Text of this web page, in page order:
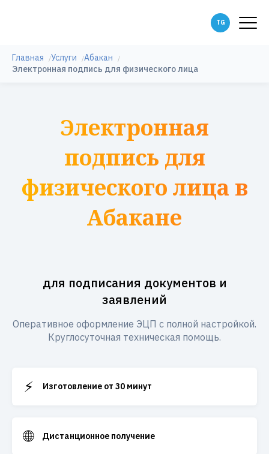
Главная Услуги
Абакан
Электронная подпись для физического лица
Электронная
подпись для
физического лица в
Абакане
для подписания документов и
заявлений
Оперативное оформление ЭЦП с полной настройкой.
Круглосуточная техническая помощь.
⚡ Изготовление от 30 минут
🌐 Дистанционное получение